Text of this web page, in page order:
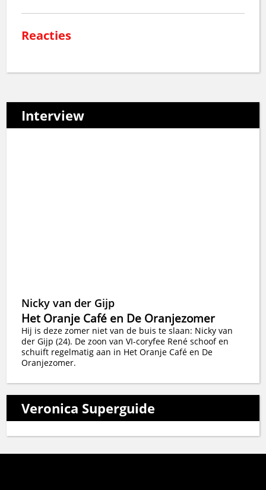
Reacties
Interview
Nicky van der Gijp
Het Oranje Café en De Oranjezomer
Hij is deze zomer niet van de buis te slaan: Nicky van
der Gijp (24). De zoon van VI-coryfee René schoof en
schuift regelmatig aan in Het Oranje Café en De
Oranjezomer.
Veronica Superguide